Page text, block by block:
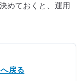
めておくと、運用
戻る